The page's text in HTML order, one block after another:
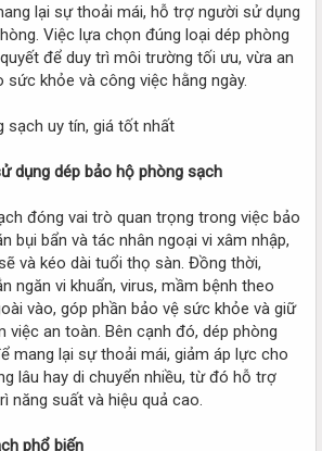
lại sự thoải mái, hỗ trợ người sử dụng
Việc lựa chọn đúng loại dép phòng
để duy trì môi trường tối ưu, vừa an
khỏe và công việc hằng ngày.
dụng dép bảo hộ phòng sạch
đóng vai trò quan trọng trong việc bảo
bụi bẩn và tác nhân ngoại vi xâm nhập,
và kéo dài tuổi thọ sàn. Đồng thời,
ngăn vi khuẩn, virus, mầm bệnh theo
vào, góp phần bảo vệ sức khỏe và giữ
việc an toàn. Bên cạnh đó, dép phòng
mang lại sự thoải mái, giảm áp lực cho
lâu hay di chuyển nhiều, từ đó hỗ trợ
năng suất và hiệu quả cao.
phổ biến